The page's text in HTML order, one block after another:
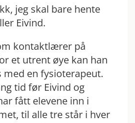
jeg skal bare hente
Eivind.
kontaktlærer på
et utrent øye kan han
med en fysioterapeut.
tid før Eivind og
fått elevene inn i
til alle tre står i hver